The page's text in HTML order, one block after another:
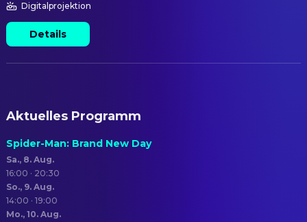
Digitalprojektion
Details
Aktuelles Programm
Spider-Man: Brand New Day
Sa., 8. Aug.
16:00 · 20:30
So., 9. Aug.
14:00 · 19:00
Mo., 10. Aug.